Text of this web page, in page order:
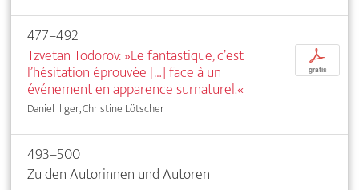
477–492
Tzvetan Todorov: »Le fantastique, c’est
l’hésitation éprouvée […] face à un
événement en apparence surnaturel.«
Daniel Illger, Christine Lötscher
p
gratis
493–500
Zu den Autorinnen und Autoren